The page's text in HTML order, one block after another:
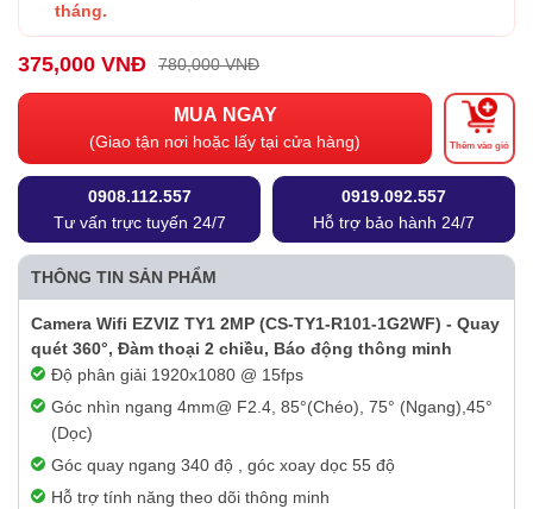
tháng.
375,000 VNĐ 780,000 VNĐ
MUA NGAY
(Giao tận nơi hoặc lấy tại cửa hàng) Thêm vào giỏ
0908.112.557
Tư vấn trực tuyến 24/7
0919.092.557
Hỗ trợ bảo hành 24/7
THÔNG TIN SẢN PHẨM
Camera Wifi EZVIZ TY1 2MP (CS-TY1-R101-1G2WF) - Quay
quét 360°, Đàm thoại 2 chiều, Báo động thông minh
Độ phân giải 1920x1080 @ 15fps
Góc nhìn ngang 4mm@ F2.4, 85°(Chéo), 75° (Ngang),45°
(Dọc)
Góc quay ngang 340 độ , góc xoay dọc 55 độ
Hỗ trợ tính năng theo dõi thông minh